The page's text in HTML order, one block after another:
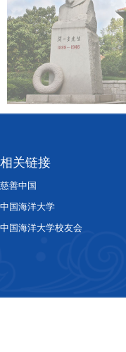
相关链接
慈善中国
中国海洋大学
中国海洋大学校友会